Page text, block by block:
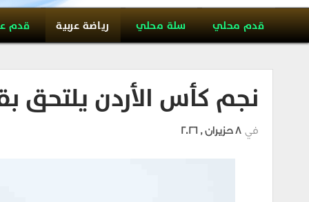
قدم محلي سلة محلي رياضة عربية قدم
نجم كأس الأردن يلتحق
في 8 حزيران , 2026